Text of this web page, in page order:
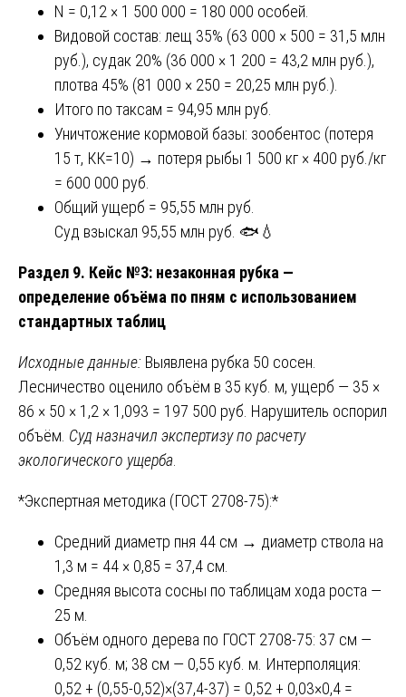
N = 0,12 × 1 500 000 = 180 000 особей.
Видовой состав: лещ 35% (63 000 × 500 = 31,5 млн
руб.), судак 20% (36 000 × 1 200 = 43,2 млн руб.),
плотва 45% (81 000 × 250 = 20,25 млн руб.).
Итого по таксам = 94,95 млн руб.
Уничтожение кормовой базы: зообентос (потеря
15 т, КК=10) → потеря рыбы 1 500 кг × 400 руб./кг
= 600 000 руб.
Общий ущерб = 95,55 млн руб.
Суд взыскал 95,55 млн руб. 🐟💧
Раздел 9. Кейс №3: незаконная рубка —
определение объёма по пням с использованием
стандартных таблиц
Исходные данные: Выявлена рубка 50 сосен.
Лесничество оценило объём в 35 куб. м, ущерб — 35 ×
86 × 50 × 1,2 × 1,093 = 197 500 руб. Нарушитель оспорил
объём. Суд назначил экспертизу по расчету
экологического ущерба
*Экспертная методика (ГОСТ 2708-75):*
Средний диаметр пня 44 см → диаметр ствола на
1,3 м = 44 × 0,85 = 37,4 см.
Средняя высота сосны по таблицам хода роста —
25 м.
Объём одного дерева по ГОСТ 2708-75: 37 см —
0,52 куб. м; 38 см — 0,55 куб. м. Интерполяция:
0,52 + (0,55-0,52)×(37,4-37) = 0,52 + 0,03×0,4 =